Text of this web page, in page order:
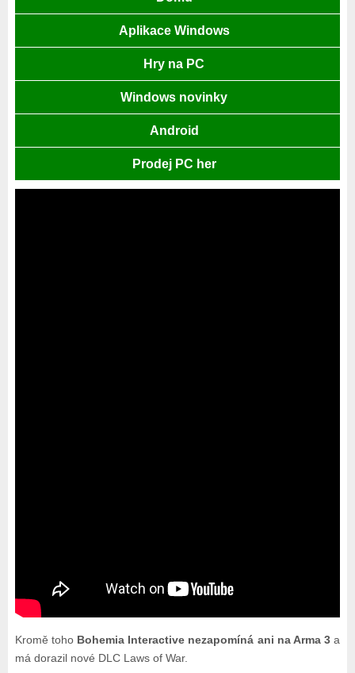
Aplikace Windows
Hry na PC
Windows novinky
Android
Prodej PC her
Kromě toho Bohemia Interactive nezapomíná ani na Arma 3 a
má dorazil nové DLC Laws of War.